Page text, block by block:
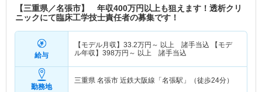
【三重県／名張市】 年収400万円以上も狙えます！透析クリ
ニックにて臨床工学技士責任者の募集です！
給与
【モデル月収】 33.2万円～ 以上 諸手当込 【モデ
ル年収】 398万円～ 以上 諸手当込
勤務地
三重県 名張市 近鉄大阪線「名張駅」（徒歩24分）